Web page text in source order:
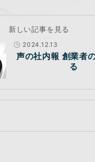
新しい記事を見る
2024.12.13
声の社内報 創業者
る